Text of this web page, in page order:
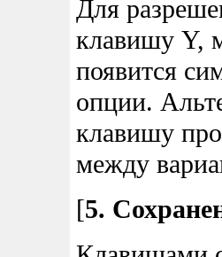
Для
клавишу Y,
появится
опции.
клавишу
между
[5.